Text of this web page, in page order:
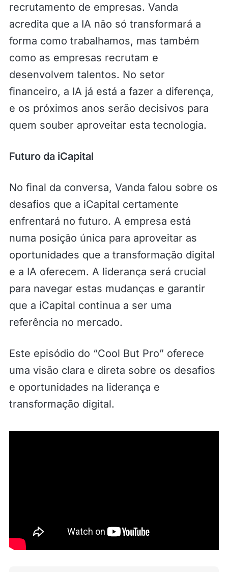
recrutamento de empresas. Vanda
acredita que a IA não só transformará a
forma como trabalhamos, mas também
como as empresas recrutam e
desenvolvem talentos. No setor
financeiro, a IA já está a fazer a diferença,
e os próximos anos serão decisivos para
quem souber aproveitar esta tecnologia.
Futuro da iCapital
No final da conversa, Vanda falou sobre os
desafios que a iCapital certamente
enfrentará no futuro. A empresa está
numa posição única para aproveitar as
oportunidades que a transformação digital
e a IA oferecem. A liderança será crucial
para navegar estas mudanças e garantir
que a iCapital continua a ser uma
referência no mercado.
Este episódio do “Cool But Pro” oferece
uma visão clara e direta sobre os desafios
e oportunidades na liderança e
transformação digital.